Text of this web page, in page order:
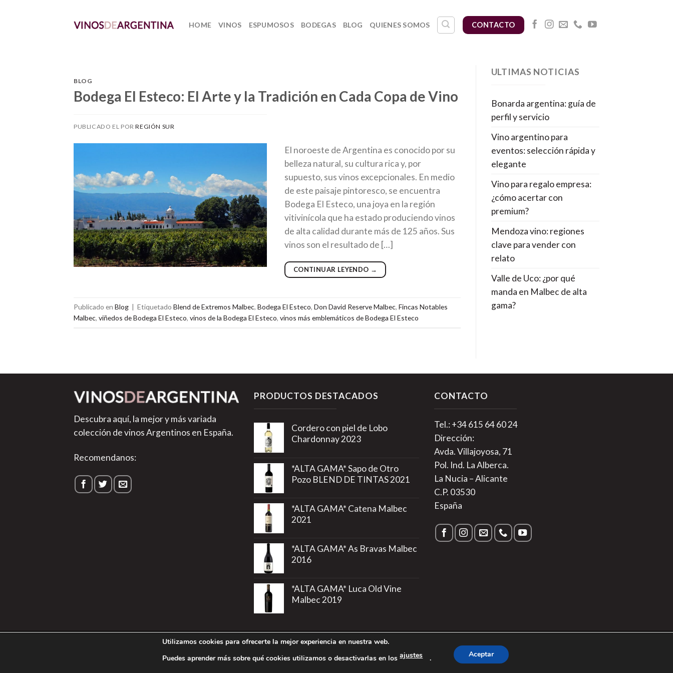
HOME VINOS ESPUMOSOS BODEGAS BLOG QUIENES SOMOS CONTACTO
BLOG
Bodega El Esteco: El Arte y la Tradición en Cada Copa de Vino
PUBLICADO EL PORREGIÓN SUR
El noroeste de Argentina es conocido por su
belleza natural, su cultura rica y, por
supuesto, sus vinos excepcionales. En medio
de este paisaje pintoresco, se encuentra
Bodega El Esteco, una joya en la región
vitivinícola que ha estado produciendo vinos
de alta calidad durante más de 125 años. Sus
vinos son el resultado de […]
CONTINUAR LEYENDO →
Publicado en Blog | Etiquetado Blend de Extremos Malbec, Bodega El Esteco, Don David Reserve Malbec, Fincas Notables
Malbec, viñedos de Bodega El Esteco, vinos de la Bodega El Esteco, vinos más emblemáticos de Bodega El Esteco
ULTIMAS NOTICIAS
Bonarda argentina: guía de
perfil y servicio
Vino argentino para
eventos: selección rápida y
elegante
Vino para regalo empresa:
¿cómo acertar con
premium?
Mendoza vino: regiones
clave para vender con
relato
Valle de Uco: ¿por qué
manda en Malbec de alta
gama?
Descubra aquí, la mejor y más variada
colección de vinos Argentinos en España.
Recomendanos:
PRODUCTOS DESTACADOS
Cordero con piel de Lobo
Chardonnay 2023
*ALTA GAMA* Sapo de Otro
Pozo BLEND DE TINTAS 2021
*ALTA GAMA* Catena Malbec
2021
*ALTA GAMA* As Bravas Malbec
2016
*ALTA GAMA* Luca Old Vine
Malbec 2019
CONTACTO
Tel.: +34 615 64 60 24
Dirección:
Avda. Villajoyosa, 71
Pol. Ind. La Alberca.
La Nucia – Alicante
C.P. 03530
España
Política de Privacidad|Política de Cookies|Más información sobre las Cookies
Aviso Legal
Copyright 2026 ©Vinos de Argentina- Todos los derechos reservados - Región Sur Alimentos SL.
Utilizamos cookies para ofrecerte la mejor experiencia en nuestra web.
Puedes aprender más sobre qué cookies utilizamos o desactivarlas en losajustes . Aceptar